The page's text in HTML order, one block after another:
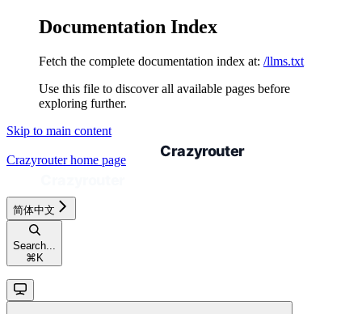
Documentation Index
Fetch the complete documentation index at: /llms.txt
Use this file to discover all available pages before
exploring further.
Skip to main content
Crazyrouterhome page
简体中文
Search...
⌘ K